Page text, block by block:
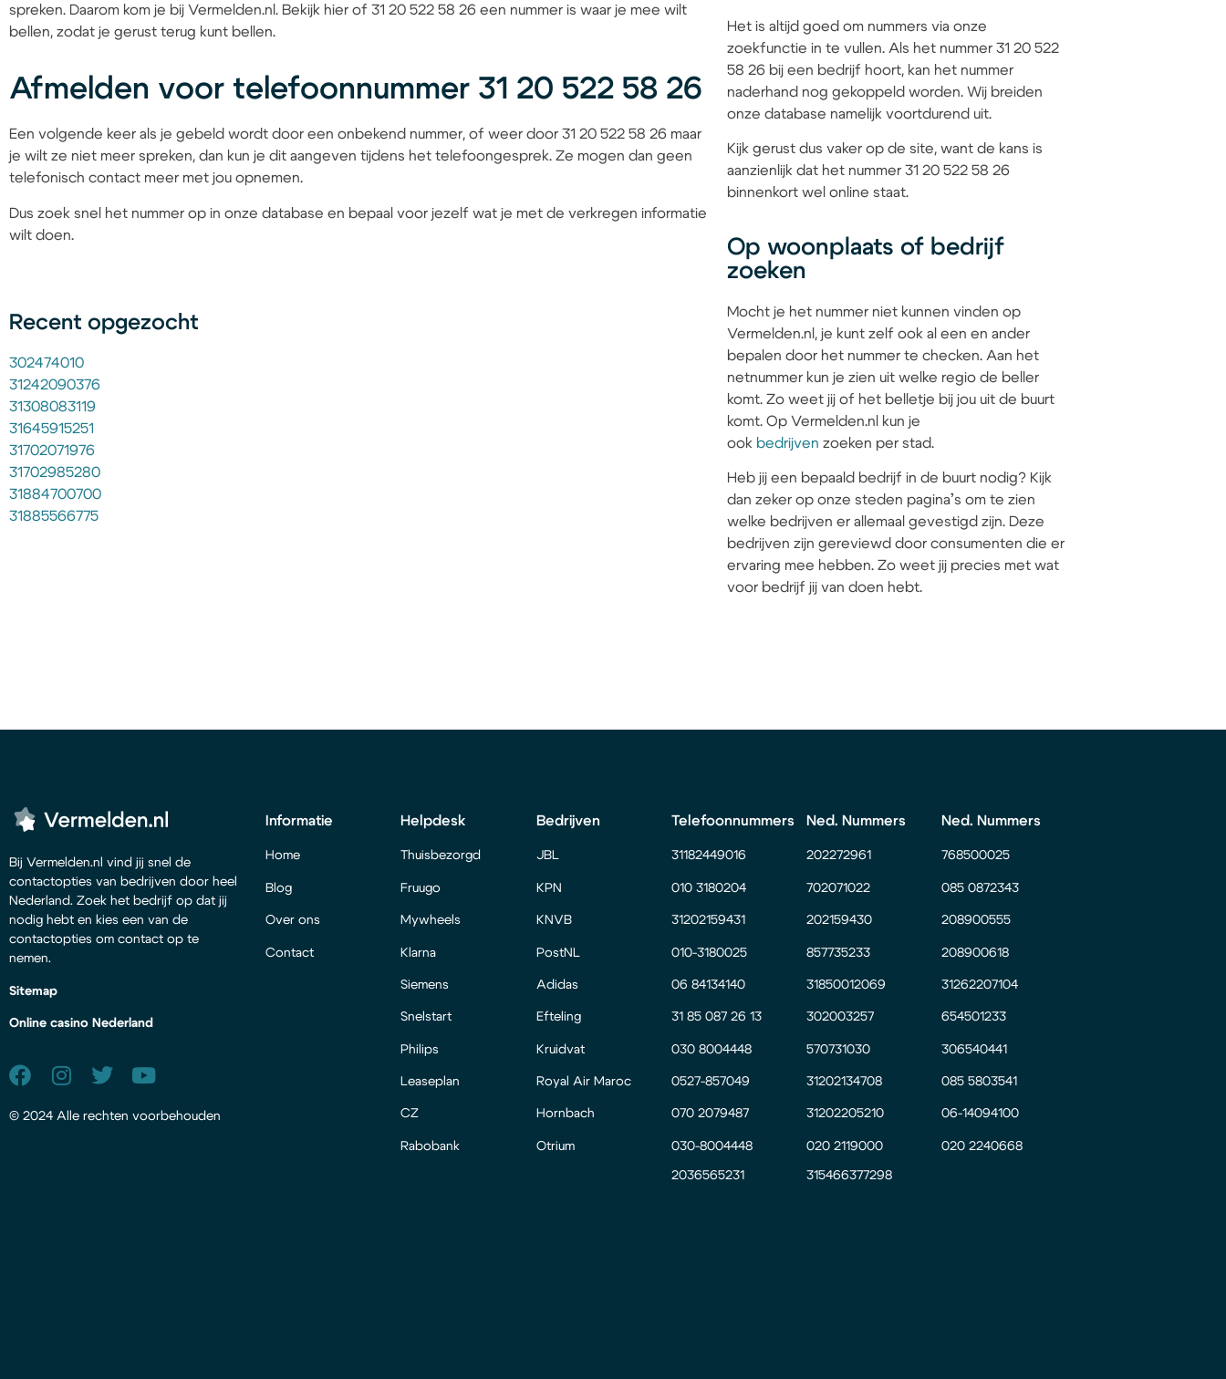
spreken. Daarom kom je bij Vermelden.nl. Bekijk hier of 31 20 522 58 26 een nummer is waar je mee wilt
bellen, zodat je gerust terug kunt bellen.
Afmelden voor telefoonnummer 31 20 522 58 26
Een volgende keer als je gebeld wordt door een onbekend nummer, of weer door 31 20 522 58 26 maar
je wilt ze niet meer spreken, dan kun je dit aangeven tijdens het telefoongesprek. Ze mogen dan geen
telefonisch contact meer met jou opnemen.
Dus zoek snel het nummer op in onze database en bepaal voor jezelf wat je met de verkregen informatie
wilt doen.
Recent opgezocht
302474010
31242090376
31308083119
31645915251
31702071976
31702985280
31884700700
31885566775
Het is altijd goed om nummers via onze
zoekfunctie in te vullen. Als het nummer 31 20 522
58 26 bij een bedrijf hoort, kan het nummer
naderhand nog gekoppeld worden. Wij breiden
onze database namelijk voortdurend uit.
Kijk gerust dus vaker op de site, want de kans is
aanzienlijk dat het nummer 31 20 522 58 26
binnenkort wel online staat.
Op woonplaats of bedrijf
zoeken
Mocht je het nummer niet kunnen vinden op
Vermelden.nl, je kunt zelf ook al een en ander
bepalen door het nummer te checken. Aan het
netnummer kun je zien uit welke regio de beller
komt. Zo weet jij of het belletje bij jou uit de buurt
komt. Op Vermelden.nl kun je
ook bedrijven zoeken per stad.
Heb jij een bepaald bedrijf in de buurt nodig? Kijk
dan zeker op onze steden pagina’s om te zien
welke bedrijven er allemaal gevestigd zijn. Deze
bedrijven zijn gereviewd door consumenten die er
ervaring mee hebben. Zo weet jij precies met wat
voor bedrijf jij van doen hebt.
Bij Vermelden.nl vind jij snel de
contactopties van bedrijven door heel
Nederland. Zoek het bedrijf op dat jij
nodig hebt en kies een van de
contactopties om contact op te
nemen.
Sitemap
Online casino Nederland
© 2024 Alle rechten voorbehouden
Informatie
Home
Blog
Over ons
Contact
Helpdesk
Thuisbezorgd
Fruugo
Mywheels
Klarna
Siemens
Snelstart
Philips
Leaseplan
CZ
Rabobank
Bedrijven
JBL
KPN
KNVB
PostNL
Adidas
Efteling
Kruidvat
Royal Air Maroc
Hornbach
Otrium
Telefoonnummers
31182449016
010 3180204
31202159431
010-3180025
06 84134140
31 85 087 26 13
030 8004448
0527-857049
070 2079487
030-8004448
2036565231
Ned. Nummers
202272961
702071022
202159430
857735233
31850012069
302003257
570731030
31202134708
31202205210
020 2119000
315466377298
Ned. Nummers
768500025
085 0872343
208900555
208900618
31262207104
654501233
306540441
085 5803541
06-14094100
020 2240668